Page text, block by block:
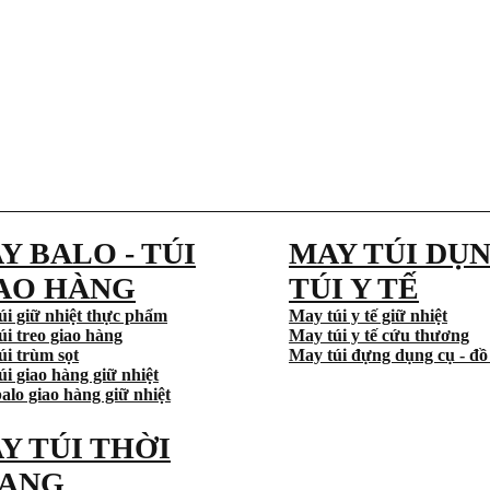
BALO - TÚI
HÀNG
giữ nhiệt thực phẩm
treo giao hàng
trùm sọt
giao hàng giữ nhiệt
giao hàng giữ nhiệt
MAY TÚI
TÚI Y TẾ
May túi y tế giữ nhiệt
May túi y tế cứu thương
May túi đựng dụng cụ - đồ
TÚI THỜI